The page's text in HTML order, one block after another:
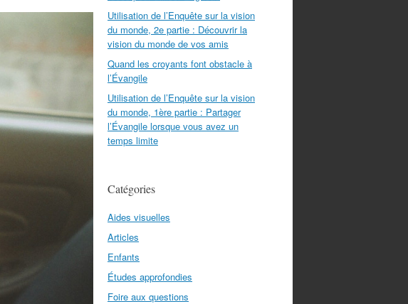
Utilisation de l’Enquête sur la vision
du monde, 2e partie : Découvrir la
vision du monde de vos amis
Quand les croyants font obstacle à
l’Évangile
Utilisation de l’Enquête sur la vision
du monde, 1ère partie : Partager
l’Évangile lorsque vous avez un
temps limite
Catégories
Aides visuelles
Articles
Enfants
Études approfondies
Foire aux questions